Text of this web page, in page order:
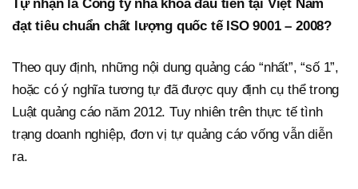
Tự nhận là Công ty nha khoa đầu tiên tại Việt Nam
đạt tiêu chuẩn chất lượng quốc tế ISO 9001 – 2008?
Theo quy định, những nội dung quảng cáo “nhất”, “số 1”,
hoặc có ý nghĩa tương tự đã được quy định cụ thể trong
Luật quảng cáo năm 2012. Tuy nhiên trên thực tế tình
trạng doanh nghiệp, đơn vị tự quảng cáo vống vẫn diễn
ra.